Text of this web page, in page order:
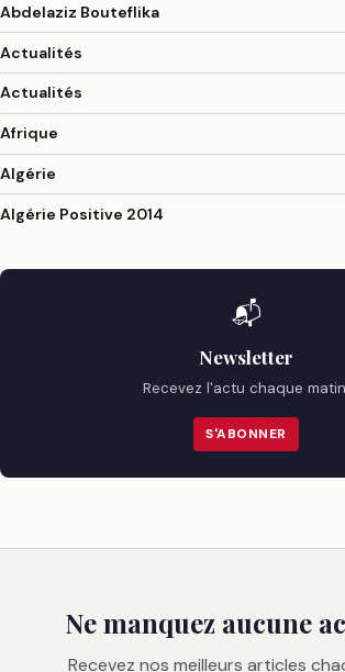
Abdelaziz Bouteflika
Actualités
Actualités
Afrique
Algérie
Algérie Positive 2014
📬
Newsletter
Recevez l'actu chaque
S'ABONNER
Ne manquez aucune
Recevez nos meilleurs articles